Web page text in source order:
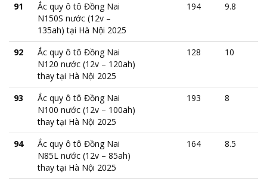
91
Ắc quy ô tô Đồng Nai
N150S nước (12v –
135ah) tại Hà Nội 2025
194 9.8
92
Ắc quy ô tô Đồng Nai
N120 nước (12v – 120ah)
thay tại Hà Nội 2025
128 10
93
Ắc quy ô tô Đồng Nai
N100 nước (12v – 100ah)
thay tại Hà Nội 2025
193 8
94
Ắc quy ô tô Đồng Nai
N85L nước (12v – 85ah)
thay tại Hà Nội 2025
164 8.5